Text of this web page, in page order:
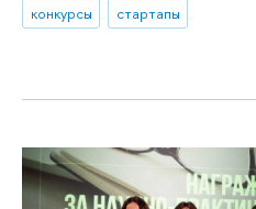
конкурсы
стартапы